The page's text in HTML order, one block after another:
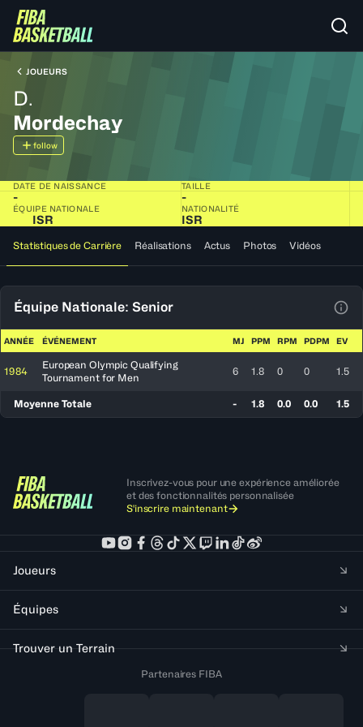
JOUEURS
D.
Mordechay
follow
DATE DE NAISSANCE
-
TAILLE
-
ÉQUIPE NATIONALE
ISR
NATIONALITÉ
ISR
Statistiques de Carrière Réalisations Actus Photos Vidéos
Équipe Nationale: Senior
ANNÉE ÉVÉNEMENT MJ PPM RPM PDPM EV
1984
European Olympic Qualifying
Tournament for Men
6 1.8 0 0 1.5
Moyenne Totale - 1.8 0.0 0.0 1.5
Inscrivez-vous pour une expérience améliorée
et des fonctionnalités personnalisée
S'inscrire maintenant
Joueurs
Équipes
Trouver un Terrain
Partenaires FIBA